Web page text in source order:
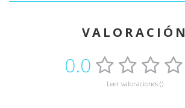
VALORACIÓN
0.0
Leer valoraciones ()